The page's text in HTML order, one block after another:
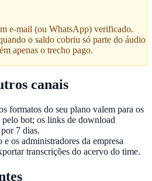
e-mail (ou WhatsApp) verificado.
o saldo cobriu só parte do áudio
apenas o trecho pago.
canais
formatos do seu plano valem para os
pelo bot; os links de download
7 dias.
e os administradores da empresa
transcrições do acervo do time.